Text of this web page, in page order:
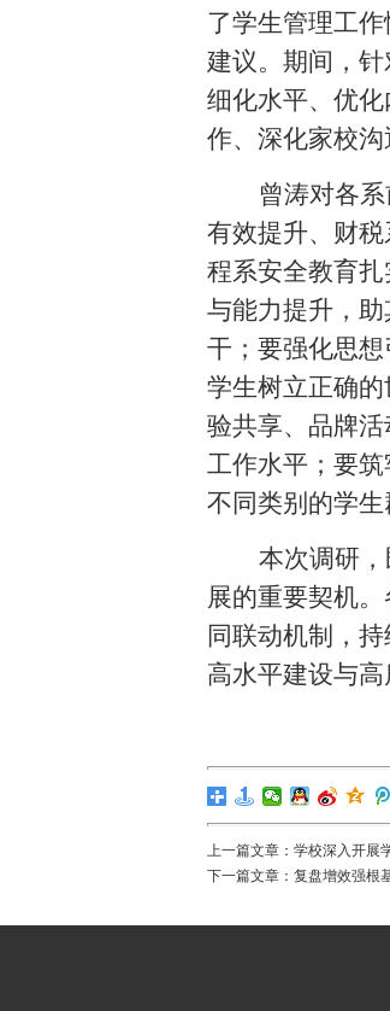
了学生管理工
建议。期间，
细化水平、优
作、深化家校沟
曾涛对各
有效提升、财
程系安全教育扎
与能力提升，
干；要强化思
学生树立正确
验共享、品牌
工作水平；要
不同类别的学生
本次调研
展的重要契机
同联动机制，
高水平建设与高
上一篇文章： 学校深入开展
下一篇文章： 复盘增效强根